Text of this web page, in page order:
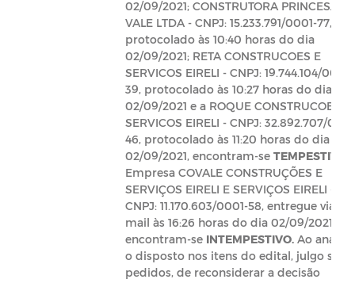
02/09/2021; CONSTRUTORA PRINCESA
VALE LTDA - CNPJ: 15.233.791/0001-77,
protocolado às 10:40 horas do dia
02/09/2021; RETA CONSTRUCOES E
SERVICOS EIRELI - CNPJ: 19.744.104/0001-
39, protocolado às 10:27 horas do dia
02/09/2021 e a ROQUE CONSTRUCOES E
SERVICOS EIRELI - CNPJ: 32.892.707/
46, protocolado às 11:20 horas do dia
02/09/2021, encontram-se TEMPESTIVO.
Empresa COVALE CONSTRUÇÕES E
SERVIÇOS EIRELI E SERVIÇOS EIRELI -
CNPJ: 11.170.603/0001-58, entregue via e-
mail às 16:26 horas do dia 02/09/2021,
encontram-se INTEMPESTIVO.Ao
o disposto nos itens do edital, julgo seus
pedidos, de reconsiderar a decisão